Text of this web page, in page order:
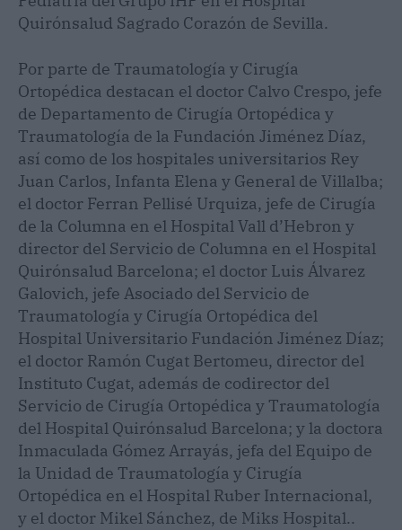
Quirónsalud Sagrado Corazón de Sevilla.
Por parte de Traumatología y Cirugía
Ortopédica destacan el doctor Calvo Crespo, jefe
de Departamento de Cirugía Ortopédica y
Traumatología de la Fundación Jiménez Díaz,
así como de los hospitales universitarios Rey
Juan Carlos, Infanta Elena y General de Villalba;
el doctor Ferran Pellisé Urquiza, jefe de Cirugía
de la Columna en el Hospital Vall d’Hebron y
director del Servicio de Columna en el Hospital
Quirónsalud Barcelona; el doctor Luis Álvarez
Galovich, jefe Asociado del Servicio de
Traumatología y Cirugía Ortopédica del
Hospital Universitario Fundación Jiménez Díaz;
el doctor Ramón Cugat Bertomeu, director del
Instituto Cugat, además de codirector del
Servicio de Cirugía Ortopédica y Traumatología
del Hospital Quirónsalud Barcelona; y la doctora
Inmaculada Gómez Arrayás, jefa del Equipo de
la Unidad de Traumatología y Cirugía
Ortopédica en el Hospital Ruber Internacional,
y el doctor Mikel Sánchez, de Miks Hospital..